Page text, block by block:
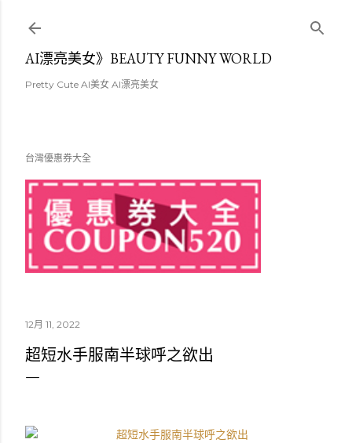
AI漂亮美女》BEAUTY FUNNY WORLD
Pretty Cute AI美女 AI漂亮美女
台灣優惠券大全
12月 11, 2022
超短水手服南半球呼之欲出